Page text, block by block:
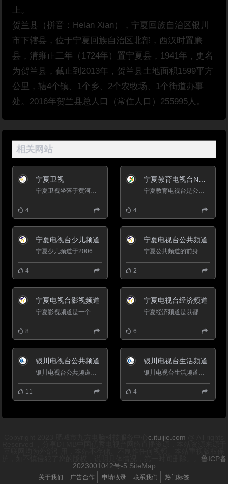
上。
贺兰县（拼音：Helan Xian），宁夏回族自治区银川
市下辖县，位于宁夏回族自治区北部，西汉时置廉
县，清雍正二年（1724年）置宁夏县，1941年，更名
为贺兰县，截止到2013年，贺兰县土地面积1599平方
公里，辖4个镇、1个乡、2个农牧场、1个街道办事
处。2016年贺兰县总人口（常住人口）255995人。
相关网站
宁夏卫视
4 4
宁夏电视台少儿频道
4
宁夏电视台公共频道
2
宁夏电视台影视频道
8
宁夏电视台经济频道
宁夏经济频道是以都市经济生活类节目为重点，面向全区传播的专业频道。频道以都市人群为核心受众，立足银川，面向...
6
银川电视台公共频道
11
银川电视台生活频道
4
c.ituijie.com
Reserved ，分享DTMB中国优秀电视台网络直播资源，本站资源来源于
鲁ICP备
2023001042号-5 SiteMap
关于我们 广告合作 申请收录 联系我们 热门标签